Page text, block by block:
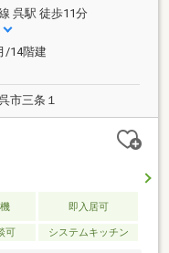
*---*---*---*---*---*---*--
0120-05-8490営業時
曜日
呉駅 徒歩11分
/14階建
市三条１
即入居可
可 システムキッチン